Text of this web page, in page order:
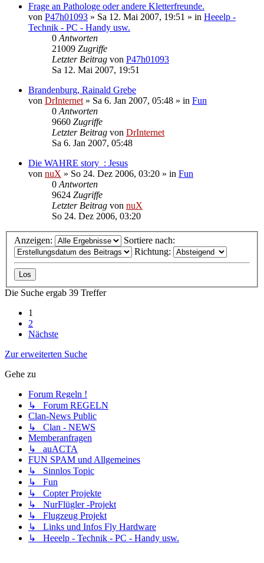
Frage an Pathologe oder andere Kletterfreunde.
von P47h01093 » Sa 12. Mai 2007, 19:51 » in Heeelp -
Technik - PC - Handy usw.
0 Antworten
21009 Zugriffe
Letzter Beitrag von P47h01093
Sa 12. Mai 2007, 19:51
Brandenburg, Rainald Grebe
von DrInternet » Sa 6. Jan 2007, 05:48 » in Fun
0 Antworten
9660 Zugriffe
Letzter Beitrag von DrInternet
Sa 6. Jan 2007, 05:48
Die WAHRE story_: Jesus
von nuX » So 24. Dez 2006, 03:20 » in Fun
0 Antworten
9624 Zugriffe
Letzter Beitrag von nuX
So 24. Dez 2006, 03:20
Anzeigen:
Sortiere nach:
Richtung:
Die Suche ergab 39 Treffer
1
2
Nächste
Zur erweiterten Suche
Gehe zu
Forum Regeln !
↳ Forum REGELN
Clan-News Public
↳ Clan - NEWS
Memberanfragen
↳ auACTA
FUN SPAM und Allgemeines
↳ Sinnlos Topic
↳ Fun
↳ Copter Projekte
↳ NurFlügler -Projekt
↳ Flugzeug Projekt
↳ Links und Infos Fly Hardware
↳ Heeelp - Technik - PC - Handy usw.